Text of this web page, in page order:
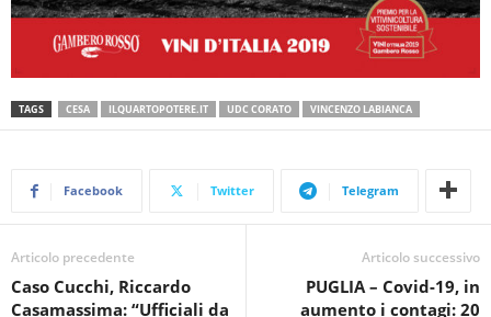
TAGS CESA ILQUARTOPOTERE.IT UDC CORATO VINCENZO LABIANCA
Facebook Twitter Telegram
Articolo precedente
Caso Cucchi, Riccardo
Casamassima: “Ufficiali da
Articolo successivo
PUGLIA – Covid-19, in
aumento i contagi: 20